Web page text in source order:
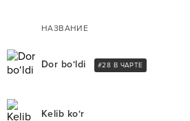
НАЗВАНИЕ
Dor bo‘ldi #28 В ЧАРТЕ
Kelib ko‘r